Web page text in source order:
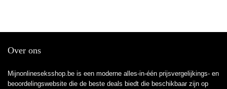
Over ons
Mijnonlineseksshop.be is een moderne alles-in-één prijsvergelijkings- en
beoordelingswebsite die de beste deals biedt die beschikbaar zijn op